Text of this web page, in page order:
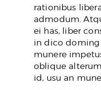
CONTATO
ÁREA DO
rationibus
admodum.
ei has, liber
in dico doming
munere
oblique
id, usu an